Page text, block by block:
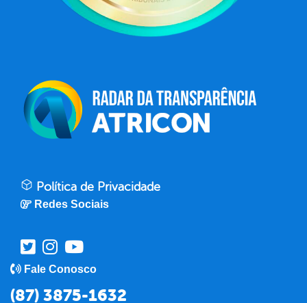
Política de Privacidade
Redes Sociais
Fale Conosco
(87) 3875-1632